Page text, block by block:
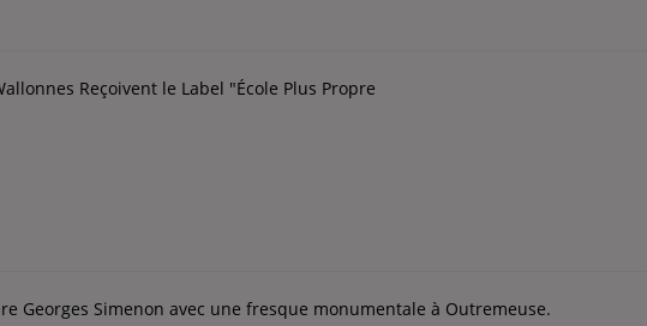
Reçoivent le Label "École Plus Propre
Georges Simenon avec une fresque monumentale à Outremeuse.